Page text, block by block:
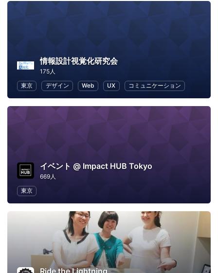
情報設計視覚化研究会
175人
東京
デザイン Web UX コミュニケーション
イベント @ Impact HUB Tokyo
669人
東京